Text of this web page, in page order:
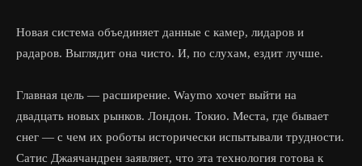
Новая система объединяет данные с камер, лидаров и
радаров. Выглядит она чисто. И, по слухам, ездит лучше.
Главная цель — расширение. Waymo хочет выйти на
двадцать новых рынков. Лондон. Токио. Места, где бывает
снег — с чем их роботы исторически испытывали трудности.
Сатис Джаячандрен заявляет, что эта технология готова к